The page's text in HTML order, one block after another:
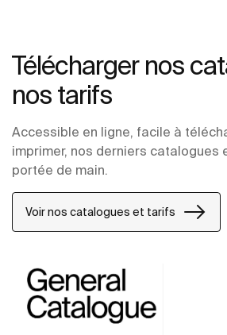
Télécharger nos
nos tarifs
Accessible en ligne, facile à
imprimer, nos derniers catalogues
portée de main.
Voir nos catalogues et tarifs